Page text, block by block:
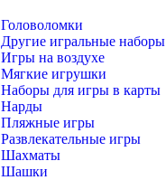
Головоломки
Другие игральные наборы
Игры на воздухе
Мягкие игрушки
Наборы для игры в карты
Нарды
Пляжные игры
Развлекательные игры
Шахматы
Шашки